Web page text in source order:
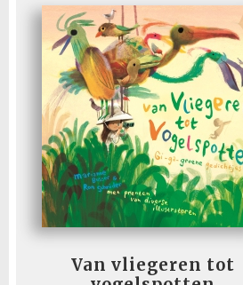
Van vliegeren tot